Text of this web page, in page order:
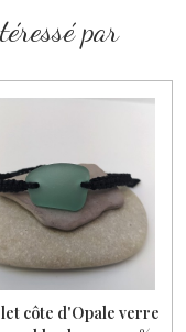
par
côte d'Opale verre